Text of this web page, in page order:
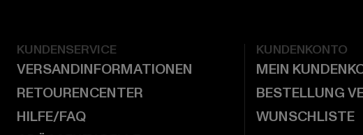
KUNDENSERVICE
VERSANDINFORMATIONEN
RETOURENCENTER
HILFE/FAQ
KUNDENKONTO
MEIN
BESTELLUNG
WUNSCHLISTE